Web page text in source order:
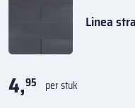
Linea
4,95 per stuk